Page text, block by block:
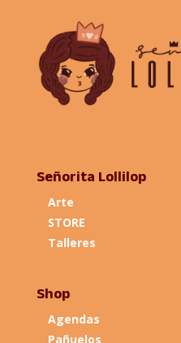
Señorita Lollilop
Arte
STORE
Talleres
Shop
Agendas
Pañuelos